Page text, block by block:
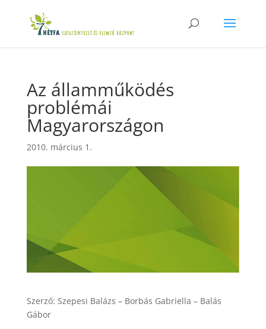
Az államműködés
problémái
Magyarországon
2010. március 1.
Szerző: Szepesi Balázs – Borbás Gabriella – Balás
Gábor